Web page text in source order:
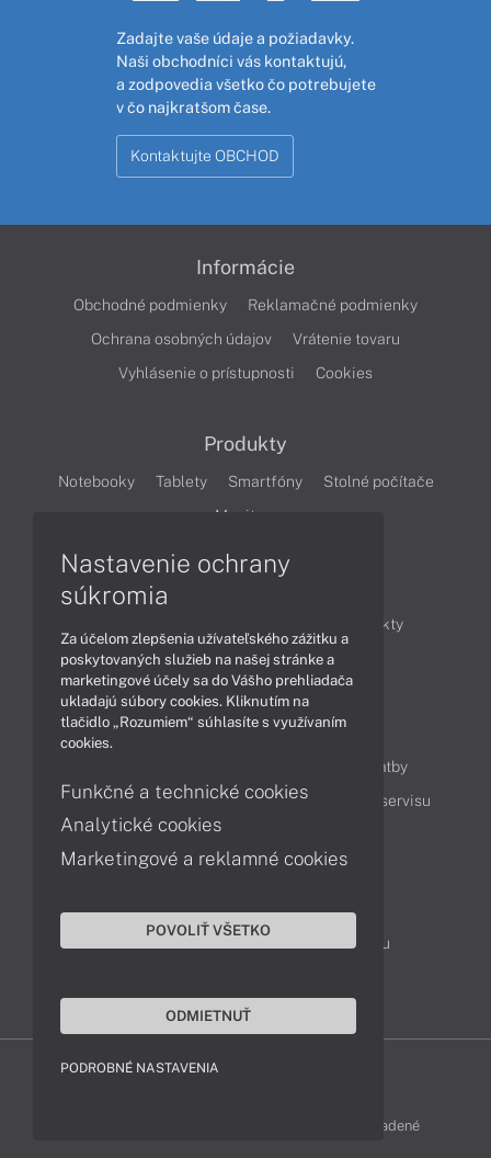
Zadajte vaše údaje a požiadavky.
Naši obchodníci vás kontaktujú,
a zodpovedia všetko čo potrebujete
v čo najkratšom čase.
Kontaktujte OBCHOD
Informácie
Obchodné podmienky
Reklamačné podmienky
Ochrana osobných údajov
Vrátenie tovaru
Vyhlásenie o prístupnosti
Cookies
Produkty
Notebooky Tablety Smartfóny
Stolné počítače
Monitory
Produkty
Technológie
Videá
Obsah
Možnosti doručenia a platby
Podpora a servis
Servisné služby Cenník servisu
Kontakty
043 4224 771
Obchodné oddelenie
Reklamácia tovaru
LENOVO-SHOP © 2013 - 2026 Všetky práva vyhradené
Nastavenie ochrany
súkromia
Za účelom zlepšenia užívateľského zážitku a
poskytovaných služieb na našej stránke a
marketingové účely sa do Vášho prehliadača
ukladajú súbory cookies. Kliknutím na
tlačidlo „Rozumiem“ súhlasíte s využívaním
cookies.
Funkčné a technické cookies
Analytické cookies
Marketingové a reklamné cookies
POVOLIŤ VŠETKO
ODMIETNUŤ
PODROBNÉ NASTAVENIA